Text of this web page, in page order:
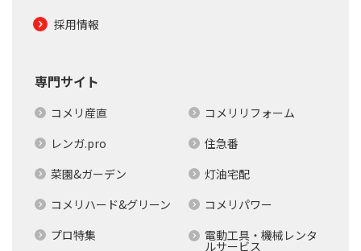
採用情報
専門サイト
コメリ産直
コメリリフォーム
レンガ.pro
住急番
菜園&ガーデン
灯油宅配
コメリハード&グリーン
コメリパワー
プロ特集
電動工具・機械レンタ
ルサービス